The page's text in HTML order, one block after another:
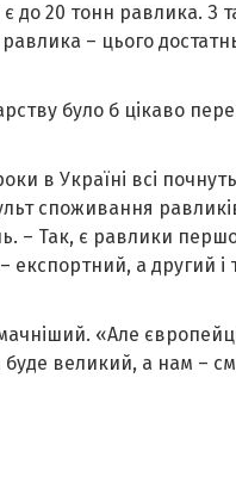
до 20 тонн равлика. З
– цього
було б цікаво
в Україні всі почнуть
споживання
– Так, є равлики
експортний, а другий і
«Але
великий, а нам –